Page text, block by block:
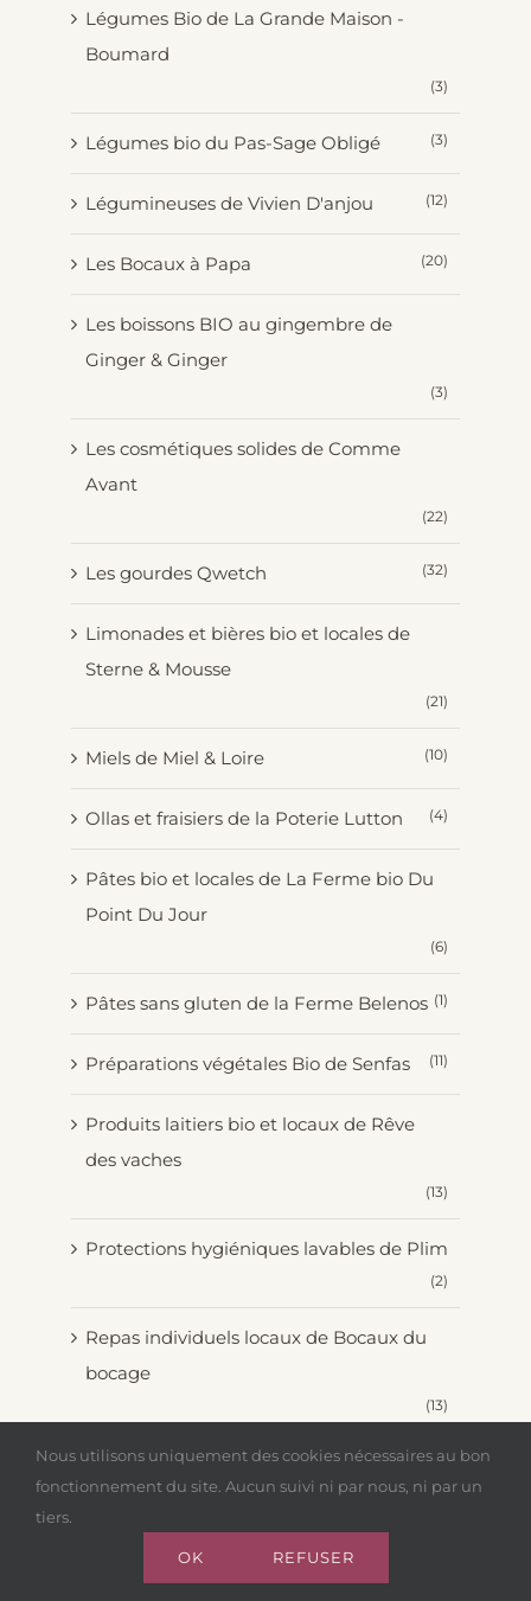
Légumes Bio de La Grande Maison -
Boumard
(3)
Légumes bio du Pas-Sage Obligé (3)
Légumineuses de Vivien D'anjou (12)
Les Bocaux à Papa (20)
Les boissons BIO au gingembre de
Ginger & Ginger
(3)
Les cosmétiques solides de Comme
Avant
(22)
Les gourdes Qwetch (32)
Limonades et bières bio et locales de
Sterne & Mousse
(21)
Miels de Miel & Loire (10)
Ollas et fraisiers de la Poterie Lutton (4)
Pâtes bio et locales de La Ferme bio Du
Point Du Jour
(6)
Pâtes sans gluten de la Ferme Belenos (1)
Préparations végétales Bio de Senfas (11)
Produits laitiers bio et locaux de Rêve
des vaches
(13)
Protections hygiéniques lavables de Plim
(2)
Repas individuels locaux de Bocaux du
bocage
(13)
Sacs Isothermes Le Mouton Givré (5)
Vanille de Vanilla Bridge
Nous utilisons uniquement des cookies nécessaires au bon
fonctionnement du site. Aucun suivi ni par nous, ni par un
tiers.
OK REFUSER